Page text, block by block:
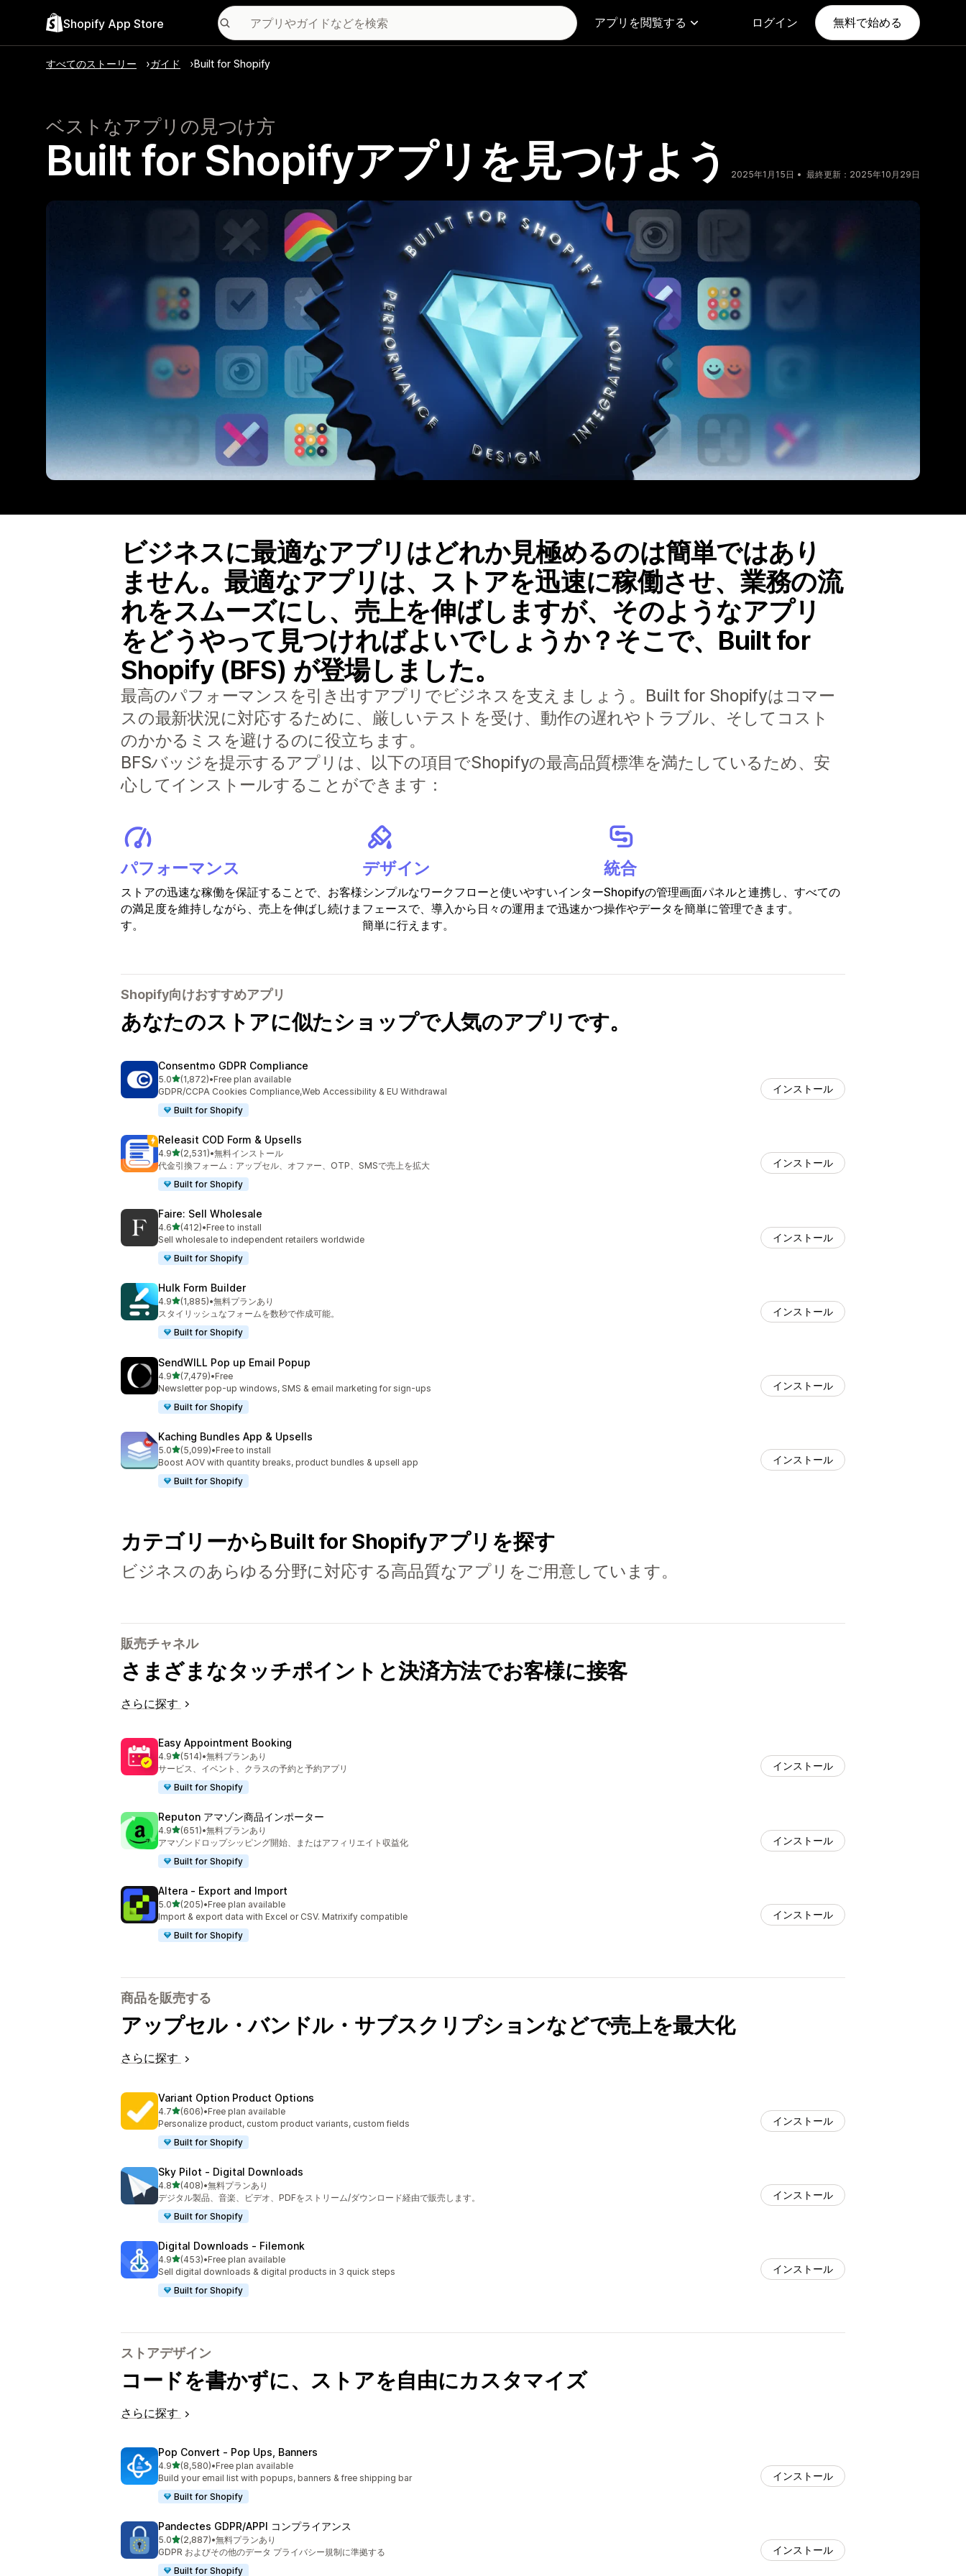
Shopify App Store アプリを閲覧する ログイン 無料で始める
すべてのストーリー ガイド Built for Shopify
ベストなアプリの見つけ方
Built for Shopifyアプリを見つけよう 2025年1月15日 最終更新：2025年10月29日
ビジネスに最適なアプリはどれか見極めるのは簡単ではあり
ません。最適なアプリは、ストアを迅速に稼働させ、業務の流
れをスムーズにし、売上を伸ばしますが、そのようなアプリ
をどうやって見つければよいでしょうか？そこで、Built for
Shopify (BFS) が登場しました。
最高のパフォーマンスを引き出すアプリでビジネスを支えましょう。Built for Shopifyはコマー
スの最新状況に対応するために、厳しいテストを受け、動作の遅れやトラブル、そしてコスト
のかかるミスを避けるのに役立ちます。
BFSバッジを提示するアプリは、以下の項目でShopifyの最高品質標準を満たしているため、安
心してインストールすることができます：
パフォーマンス
ストアの迅速な稼働を保証することで、お客様
の満足度を維持しながら、売上を伸ばし続けま
す。
デザイン
シンプルなワークフローと使いやすいインター
フェースで、導入から日々の運用まで迅速かつ
簡単に行えます。
統合
Shopifyの管理画面パネルと連携し、すべての
操作やデータを簡単に管理できます。
Shopify向けおすすめアプリ
あなたのストアに似たショップで人気のアプリです。
Consentmo GDPR Compliance
5.05つ星中
(1,872)
合計レビュー数：1872件
•Free plan available
GDPR/CCPA Cookies Compliance,Web Accessibility & EU Withdrawal
Built for Shopify
インストール
Releasit COD Form & Upsells
4.95つ星中
(2,531)
合計レビュー数：2531件
•無料インストール
代金引換フォーム：アップセル、オファー、OTP、SMSで売上を拡大
Built for Shopify
インストール
Faire: Sell Wholesale
4.65つ星中
(412)
合計レビュー数：412件
•Free to install
Sell wholesale to independent retailers worldwide
Built for Shopify
インストール
Hulk Form Builder
4.95つ星中
(1,885)
合計レビュー数：1885件
•無料プランあり
スタイリッシュなフォームを数秒で作成可能。
Built for Shopify
インストール
SendWILL Pop up Email Popup
4.95つ星中
(7,479)
合計レビュー数：7479件
•Free
Newsletter pop-up windows, SMS & email marketing for sign-ups
Built for Shopify
インストール
Kaching Bundles App & Upsells
5.05つ星中
(5,099)
合計レビュー数：5099件
•Free to install
Boost AOV with quantity breaks, product bundles & upsell app
Built for Shopify
インストール
カテゴリーからBuilt for Shopifyアプリを探す
ビジネスのあらゆる分野に対応する高品質なアプリをご用意しています。
販売チャネル
さまざまなタッチポイントと決済方法でお客様に接客
さらに探す
Easy Appointment Booking
4.95つ星中
(514)
合計レビュー数：514件
•無料プランあり
サービス、イベント、クラスの予約と予約アプリ
Built for Shopify
インストール
Reputon アマゾン商品インポーター
4.95つ星中
(651)
合計レビュー数：651件
•無料プランあり
アマゾンドロップシッピング開始、またはアフィリエイト収益化
Built for Shopify
インストール
Altera ‑ Export and Import
5.05つ星中
(205)
合計レビュー数：205件
•Free plan available
Import & export data with Excel or CSV. Matrixify compatible
Built for Shopify
インストール
商品を販売する
アップセル・バンドル・サブスクリプションなどで売上を最大化
さらに探す
Variant Option Product Options
4.75つ星中
(606)
合計レビュー数：606件
•Free plan available
Personalize product, custom product variants, custom fields
Built for Shopify
インストール
Sky Pilot ‑ Digital Downloads
4.85つ星中
(408)
合計レビュー数：408件
•無料プランあり
デジタル製品、音楽、ビデオ、PDFをストリーム/ダウンロード経由で販売します。
Built for Shopify
インストール
Digital Downloads ‑ Filemonk
4.95つ星中
(453)
合計レビュー数：453件
•Free plan available
Sell digital downloads & digital products in 3 quick steps
Built for Shopify
インストール
ストアデザイン
コードを書かずに、ストアを自由にカスタマイズ
さらに探す
Pop Convert ‑ Pop Ups, Banners
4.95つ星中
(8,580)
合計レビュー数：8580件
•Free plan available
Build your email list with popups, banners & free shipping bar
Built for Shopify
インストール
Pandectes GDPR/APPI コンプライアンス
5.05つ星中
(2,887)
合計レビュー数：2887件
•無料プランあり
GDPR およびその他のデータ プライバシー規制に準拠する
Built for Shopify
インストール